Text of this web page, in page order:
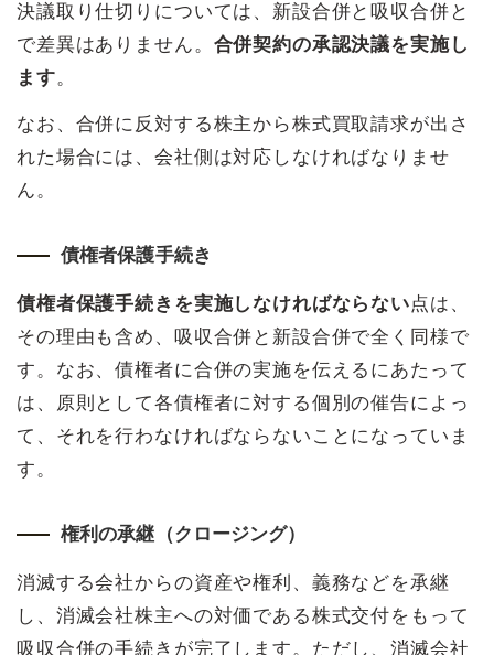
決議取り仕切りについては、新設合併と吸収合併と
で差異はありません。 合併契約の承認決議を実施し
ます。
なお、合併に反対する株主から株式買取請求が出さ
れた場合には、会社側は対応しなければなりませ
ん。
債権者保護手続き
債権者保護手続きを実施しなければならない点は、
その理由も含め、吸収合併と新設合併で全く同様で
す。なお、債権者に合併の実施を伝えるにあたって
は、原則として各債権者に対する個別の催告によっ
て、それを行わなければならないことになっていま
す。
権利の承継（クロージング）
消滅する会社からの資産や権利、義務などを承継
し、消滅会社株主への対価である株式交付をもって
吸収合併の手続きが完了します。ただし、消滅会社